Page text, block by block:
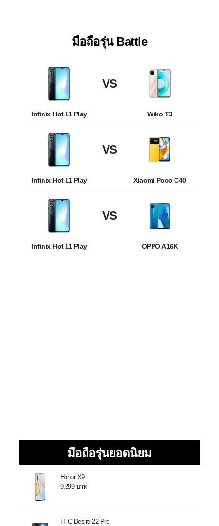
มือถือรุ่น Battle
Infinix Hot 11 Play
VS
Wiko T3
Infinix Hot 11 Play
VS
Xiaomi Poco C40
Infinix Hot 11 Play
VS
OPPO A16K
มือถือรุ่นยอดนิยม
Honor X9
9,299 บาท
HTC Desire 22 Pro